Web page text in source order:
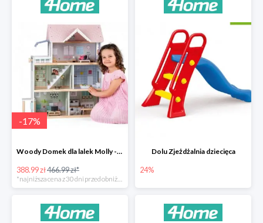
-17%
Woody Domek dla lalek Molly -78zł
388.99 zł466.99 zł*
Dolu Zjeżdżalnia dziecięca
24%